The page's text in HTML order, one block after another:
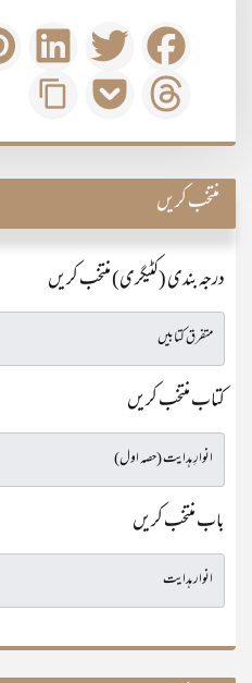
منتخب کریں
درجہ بندی (کٹیگری) منتخب کریں
کتاب منتخب کریں
باب منتخب کریں